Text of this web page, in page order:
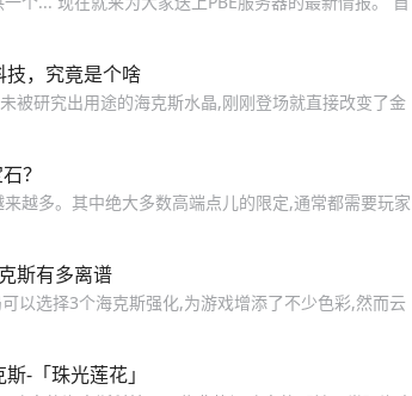
技，究竟是个啥
被研究出用途的海克斯水晶,刚刚登场就直接改变了金
？
越多。其中绝大多数高端点儿的限定,通常都需要玩家
斯有多离谱
以选择3个海克斯强化,为游戏增添了不少色彩,然而云
-「珠光莲花」